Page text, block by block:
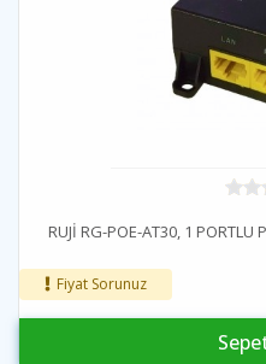
RUJİ RG-POE-AT30, 1 PORTLU
Fiyat Sorunuz